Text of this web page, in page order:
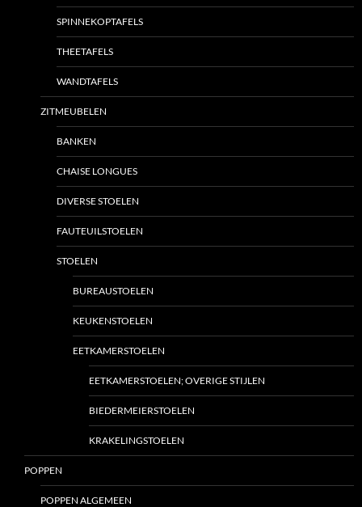
SPINNEKOPTAFELS
THEETAFELS
WANDTAFELS
ZITMEUBELEN
BANKEN
CHAISE LONGUES
DIVERSE STOELEN
FAUTEUILSTOELEN
STOELEN
BUREAUSTOELEN
KEUKENSTOELEN
EETKAMERSTOELEN
EETKAMERSTOELEN; OVERIGE STIJLEN
BIEDERMEIERSTOELEN
KRAKELINGSTOELEN
POPPEN
POPPEN ALGEMEEN